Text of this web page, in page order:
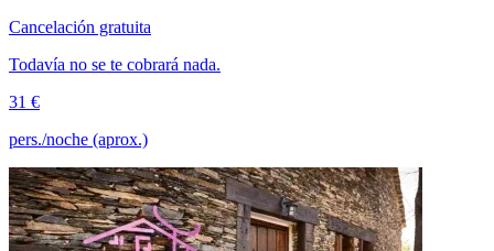
Cancelación gratuita
Todavía no se te cobrará nada.
31 €
pers./noche (aprox.)